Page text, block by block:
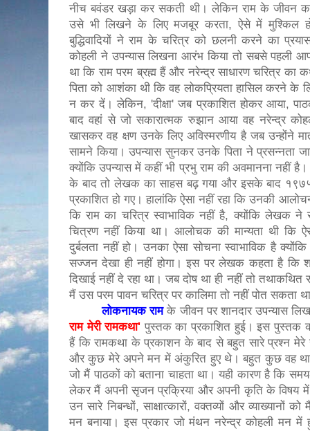
नीच बवंडर खड़ा कर सकती थी। लेकिन राम के जीवन
उसे भी लिखने के लिए मजबूर करता, ऐसे में मुश्किल
बुद्धिवादियों ने राम के चरित्र को छलनी करने का
कोहली ने उपन्यास लिखना आरंभ किया तो सबसे पहली
था कि राम परम ब्रह्म हैं और नरेन्द्र साधारण चरित्र
पिता को आशंका थी कि वह लोकप्रियता हासिल करने के
न कर दें। लेकिन, 'दीक्षा' जब प्रकाशित होकर आया,
बाद वहां से जो सकारात्मक रुझान आया वह नरेन्द्र
खासकर वह क्षण उनके लिए अविस्मरणीय है जब उन्होंने
सामने किया। उपन्यास सुनकर उनके पिता ने प्रसन्नता
क्योंकि उपन्यास में कहीं भी प्रभु राम की अवमानना नहीं
के बाद तो लेखक का साहस बढ़ गया और इसके बाद
प्रकाशित हो गए। हालांकि ऐसा नहीं रहा कि उनकी
कि राम का चरित्र स्वाभाविक नहीं है, क्योंकि लेखक ने
चित्रण नहीं किया था। आलोचक की मान्यता थी कि
दुर्बलता नहीं हो। उनका ऐसा सोचना स्वाभाविक है
सज्जन देखा ही नहीं होगा। इस पर लेखक कहता है कि
दिखाई नहीं दे रहा था। जब दोष था ही नहीं तो
मैं उस परम पावन चरित्र पर कालिमा तो नहीं पोत सकता
लोकनायक रामके जीवन पर शानदार उपन्यास
राम मेरी रामकथा' पुस्तक का प्रकाशित हुई। इस पुस्तक
हैं कि रामकथा के प्रकाशन के बाद से बहुत सारे प्रश्न
और कुछ मेरे अपने मन में अंकुरित हुए थे। बहुत कुछ वह
जो मैं पाठकों को बताना चाहता था। यही कारण है कि
लेकर मैं अपनी सृजन प्रक्रिया और अपनी कृति के विषय
उन सारे निबन्धों, साक्षात्कारों, वक्तव्यों और
मन बनाया। इस प्रकार जो मंथन नरेन्द्र कोहली मन